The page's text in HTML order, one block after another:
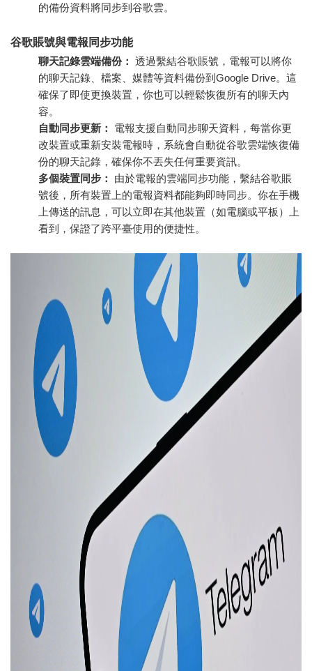
的備份資料將同步到谷歌雲。
谷歌賬號與電報同步功能
聊天記錄雲端備份： 透過繫結谷歌賬號，電報可以將你
的聊天記錄、檔案、媒體等資料備份到Google Drive。這
確保了即使更換裝置，你也可以輕鬆恢復所有的聊天內
容。
自動同步更新：
電報支援自動同步聊天資料，每當你更
改裝置或重新安裝電報時，系統會自動從谷歌雲端恢復備
份的聊天記錄，確保你不丟失任何重要資訊。
多個裝置同步：
由於電報的雲端同步功能，繫結谷歌賬
號後，所有裝置上的電報資料都能夠即時同步。你在手機
上傳送的訊息，可以立即在其他裝置（如電腦或平板）上
看到，保證了跨平臺使用的便捷性。